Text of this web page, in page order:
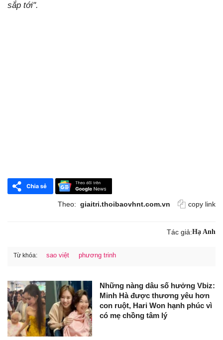
sắp tới".
Theo: giaitri.thoibaovhnt.com.vn copy link
Tác giả:Hạ Anh
Từ khóa: sao việt phương trinh
Những nàng dâu số hưởng Vbiz:
Minh Hà được thương yêu hơn
con ruột, Hari Won hạnh phúc vì
có mẹ chồng tâm lý